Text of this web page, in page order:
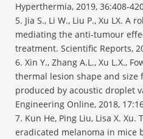
Hyperthermia, 2019, 36:408-
5. Jia S., Li W., Liu P., Xu LX. A
mediating the anti-tumour
treatment. Scientific Reports,
6. Xin Y., Zhang A.L., Xu L.X.,
thermal lesion shape and size
produced by acoustic droplet
Engineering Online, 2018,
7. Kun He, Ping Liu, Lisa X.
eradicated melanoma in mice